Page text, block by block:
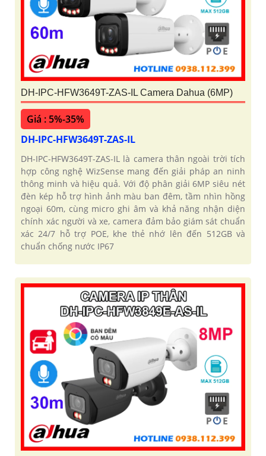
DH-IPC-HFW3649T-ZAS-IL Camera Dahua (6MP)
Giá : 5%-35%
DH-IPC-HFW3649T-ZAS-IL
DH-IPC-HFW3649T-ZAS-IL là camera thân ngoài trời tích
hợp công nghệ WizSense mang đến giải pháp an ninh
thông minh và hiệu quả. Với độ phân giải 6MP siêu nét
đèn kép hỗ trợ hình ảnh màu ban đêm, tầm nhìn hồng
ngoại 60m, cùng micro ghi âm và khả năng nhận diện
chính xác người và xe, camera đảm bảo giám sát chuẩn
xác 24/7 hỗ trợ POE, khe thẻ nhớ lên đến 512GB và
chuẩn chống nước IP67